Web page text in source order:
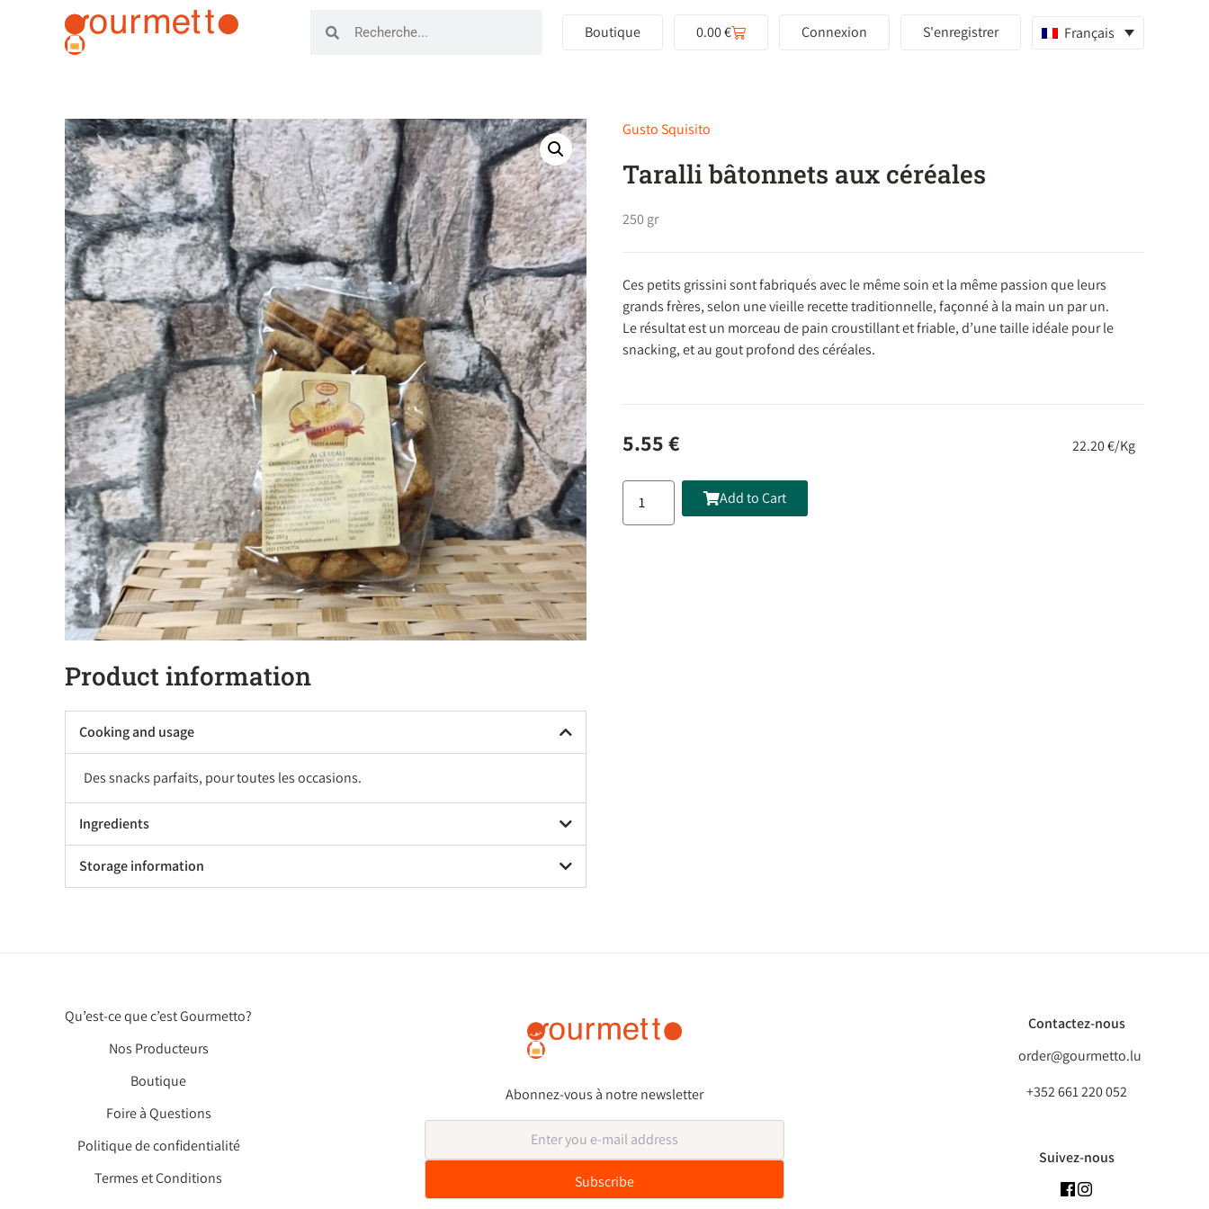
Boutique 0.00€ Connexion S'enregistrer Français
Product information
Cooking and usage
Des snacks parfaits, pour toutes les occasions.
Ingredients
Storage information
Gusto Squisito
Taralli bâtonnets aux céréales
250 gr
Ces petits grissini sont fabriqués avec le même soin et la même passion que leurs
grands frères, selon une vieille recette traditionnelle, façonné à la main un par un.
Le résultat est un morceau de pain croustillant et friable, d’une taille idéale pour le
snacking, et au gout profond des céréales.
5.55€ 22.20 €/Kg
Add to Cart
Qu’est-ce que c’est Gourmetto?
Nos Producteurs
Boutique
Foire à Questions
Politique de confidentialité
Termes et Conditions
Abonnez-vous à notre newsletter
Contactez-nous
order@gourmetto.lu
+352 661 220 052
Suivez-nous